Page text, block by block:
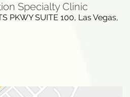
Specialty Clinic
PKWY SUITE 100, Las Vegas,